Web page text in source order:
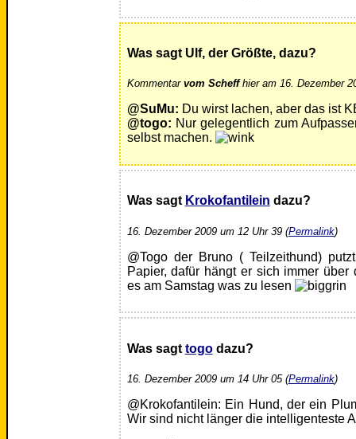
Was sagt Ulf, der Größte, dazu?
Kommentar vom Scheffhier am 16. Dezember
@SuMu: Du wirst lachen, aber das ist
@togo: Nur gelegentlich zum
selbst machen.
Was sagt Krokofantilein dazu?
16. Dezember 2009 um 12 Uhr 39 (Permalink)
@Togo der Bruno ( Teilzeithund)
Papier, dafür hängt er sich immer
es am Samstag was zu lesen
Was sagt togodazu?
16. Dezember 2009 um 14 Uhr 05 (Permalink)
@Krokofantilein: Ein Hund, der ein
Wir sind nicht länger die intelligenteste